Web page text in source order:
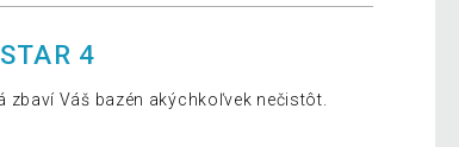
4
Váš bazén akýchkoľvek nečistôt.